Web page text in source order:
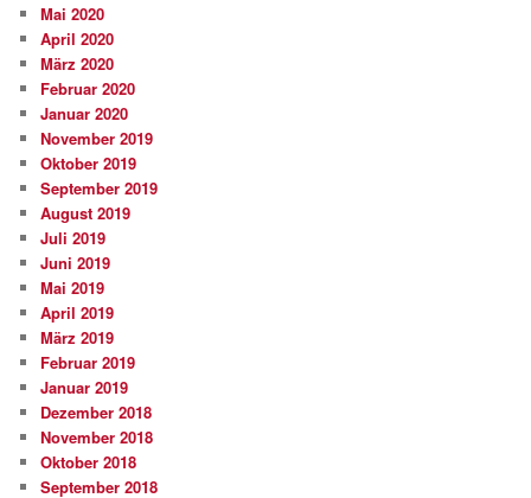
Mai 2020
April 2020
März 2020
Februar 2020
Januar 2020
November 2019
Oktober 2019
September 2019
August 2019
Juli 2019
Juni 2019
Mai 2019
April 2019
März 2019
Februar 2019
Januar 2019
Dezember 2018
November 2018
Oktober 2018
September 2018